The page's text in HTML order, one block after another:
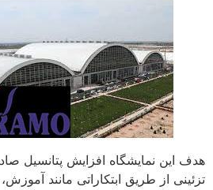
هدف این نمایشگاه افزایش پتانسیل
تزئینی از طریق ابتکاراتی مانند